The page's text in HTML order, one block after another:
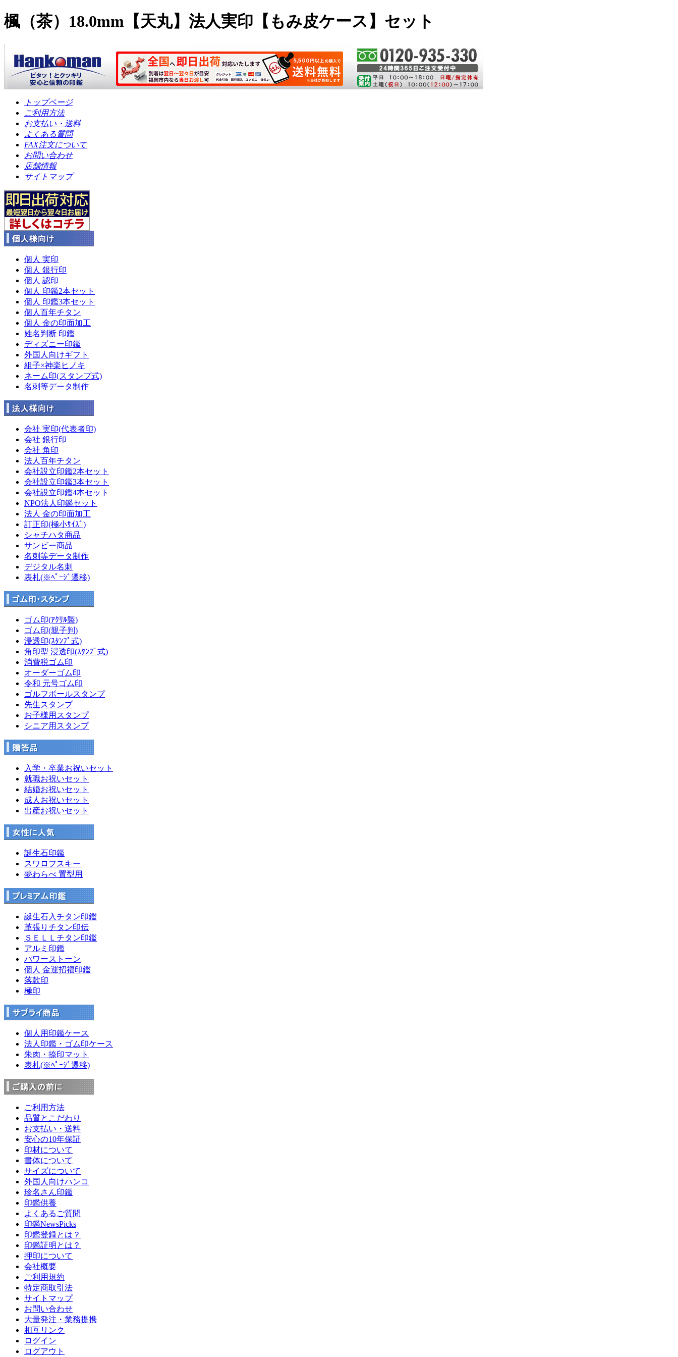
楓（茶）18.0mm【天丸】法人実印【もみ皮ケース】セット
トップページ
ご利用方法
お支払い・送料
よくある質問
FAX注文について
お問い合わせ
店舗情報
サイトマップ
個人 実印
個人 銀行印
個人 認印
個人 印鑑2本セット
個人 印鑑3本セット
個人百年チタン
個人 金の印面加工
姓名判断 印鑑
ディズニー印鑑
外国人向けギフト
組子×神楽ヒノキ
ネーム印(スタンプ式)
名刺等データ制作
会社 実印(代表者印)
会社 銀行印
会社 角印
法人百年チタン
会社設立印鑑2本セット
会社設立印鑑3本セット
会社設立印鑑4本セット
NPO法人印鑑セット
法人 金の印面加工
訂正印(極小ｻｲｽﾞ)
シャチハタ商品
サンビー商品
名刺等データ制作
デジタル名刺
表札(※ﾍﾟｰｼﾞ遷移)
ゴム印(ｱｸﾘﾙ製)
ゴム印(親子判)
浸透印(ｽﾀﾝﾌﾟ式)
角印型 浸透印(ｽﾀﾝﾌﾟ式)
消費税ゴム印
オーダーゴム印
令和 元号ゴム印
ゴルフボールスタンプ
先生スタンプ
お子様用スタンプ
シニア用スタンプ
入学・卒業お祝いセット
就職お祝いセット
結婚お祝いセット
成人お祝いセット
出産お祝いセット
誕生石印鑑
スワロフスキー
夢わらべ 置型用
誕生石入チタン印鑑
革張りチタン印伝
ＳＥＬＬチタン印鑑
アルミ印鑑
パワーストーン
個人 金運招福印鑑
落款印
極印
個人用印鑑ケース
法人印鑑・ゴム印ケース
朱肉・捺印マット
表札(※ﾍﾟｰｼﾞ遷移)
ご利用方法
品質とこだわり
お支払い・送料
安心の10年保証
印材について
書体について
サイズについて
外国人向けハンコ
珍名さん印鑑
印鑑供養
よくあるご質問
印鑑NewsPicks
印鑑登録とは？
印鑑証明とは？
押印について
会社概要
ご利用規約
特定商取引法
サイトマップ
お問い合わせ
大量発注・業務提携
相互リンク
ログイン
ログアウト